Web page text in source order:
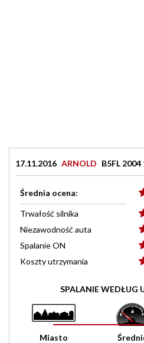
17.11.2016 ARNOLD B5FL 2004
Średnia ocena:
Trwałość silnika
Niezawodność auta
Spalanie ON
Koszty utrzymania
SPALANIE WEDŁUG
Miasto